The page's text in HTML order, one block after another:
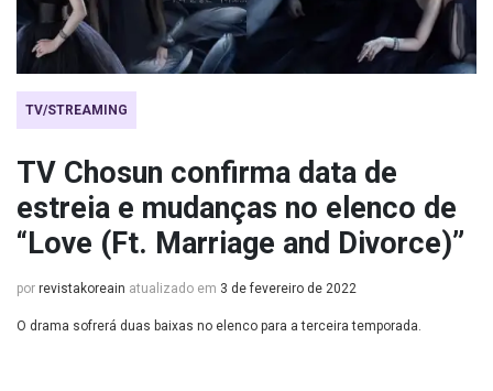
TV/STREAMING
TV Chosun confirma data de
estreia e mudanças no elenco de
“Love (Ft. Marriage and Divorce)”
por revistakoreain atualizado em 3 de fevereiro de 2022
O drama sofrerá duas baixas no elenco para a terceira temporada.